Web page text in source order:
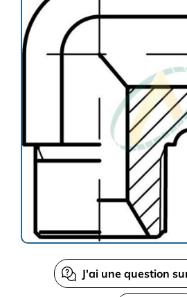
J'ai une question